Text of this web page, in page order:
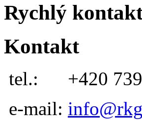
Rychlý
Kontakt
tel.: +420
e-mail: